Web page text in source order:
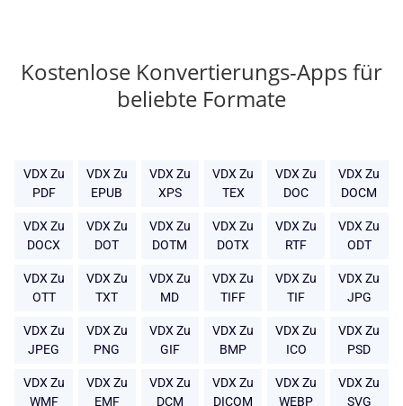
Kostenlose Konvertierungs-Apps für
beliebte Formate
VDX Zu
PDF
VDX Zu
EPUB
VDX Zu
XPS
VDX Zu
TEX
VDX Zu
DOC
VDX Zu
DOCM
VDX Zu
DOCX
VDX Zu
DOT
VDX Zu
DOTM
VDX Zu
DOTX
VDX Zu
RTF
VDX Zu
ODT
VDX Zu
OTT
VDX Zu
TXT
VDX Zu
MD
VDX Zu
TIFF
VDX Zu
TIF
VDX Zu
JPG
VDX Zu
JPEG
VDX Zu
PNG
VDX Zu
GIF
VDX Zu
BMP
VDX Zu
ICO
VDX Zu
PSD
VDX Zu
WMF
VDX Zu
EMF
VDX Zu
DCM
VDX Zu
DICOM
VDX Zu
WEBP
VDX Zu
SVG